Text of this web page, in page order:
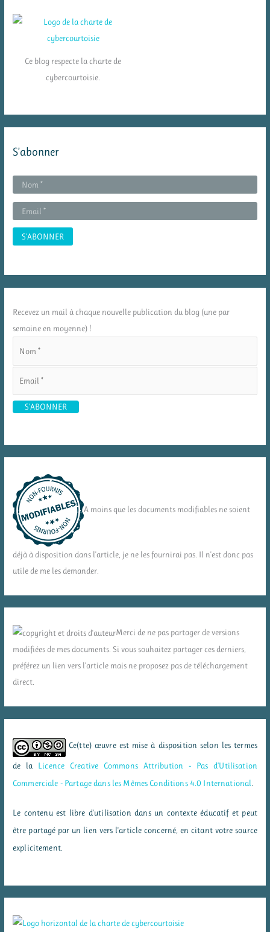
Ce blog respecte la charte de
cybercourtoisie.
S’abonner
Recevez un mail à chaque nouvelle publication du blog (une par
semaine en moyenne) !
A moins que les documents modifiables ne soient
déjà à disposition dans l'article, je ne les fournirai pas. Il n'est donc pas
utile de me les demander.
Merci de ne pas partager de versions
modifiées de mes documents. Si vous souhaitez partager ces derniers,
préférez un lien vers l'article mais ne proposez pas de téléchargement
direct.
Ce(tte) œuvre est mise à disposition selon les termes
de la Licence Creative Commons Attribution - Pas d’Utilisation
Commerciale - Partage dans les Mêmes Conditions 4.0 International.
Le contenu est libre d'utilisation dans un contexte éducatif et peut
être partagé par un lien vers l'article concerné, en citant votre source
explicitement.